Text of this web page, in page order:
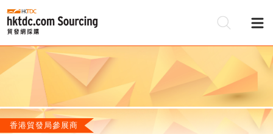
香港貿發局參展商